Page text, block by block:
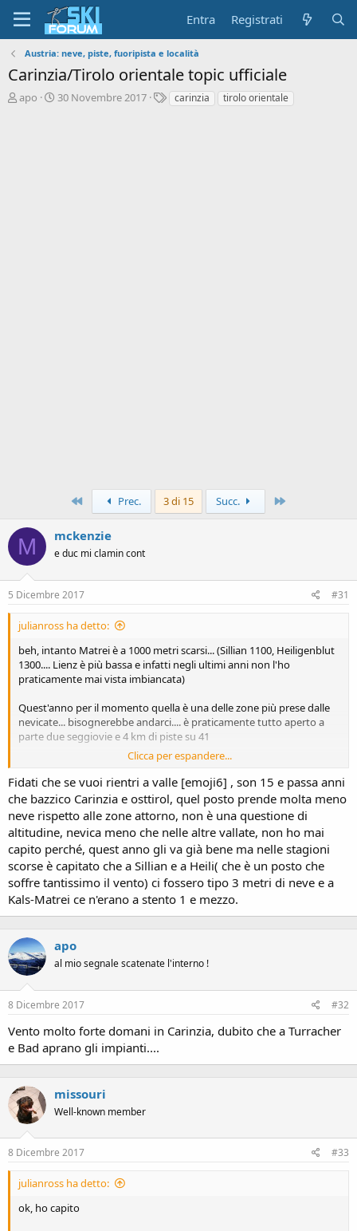
Entra Registrati
Austria: neve, piste, fuoripista e località
Carinzia/Tirolo orientale topic ufficiale
A
apo
D
30 Novembre 2017
Tcarinzia tirolo orientale
Primo Prec. 3 di 15 Succ.
M mckenzie
e duc mi clamin cont
5 Dicembre 2017 #31
julianross ha detto:
beh, intanto Matrei è a 1000 metri scarsi... (Sillian 1100, Heiligenblut
1300.... Lienz è più bassa e infatti negli ultimi anni non l'ho
praticamente mai vista imbiancata)
Quest'anno per il momento quella è una delle zone più prese dalle
nevicate... bisognerebbe andarci.... è praticamente tutto aperto a
parte due seggiovie e 4 km di piste su 41
http://www.gg-resort.at/skigebiet/interaktives-pisten-panorama/
Da quel che si capisce qui, niente discesa a valle a Matrei, e se
parcheggi lì devi rientrare con la cabina...
Clicca per espandere...
Fidati che se vuoi rientri a valle [emoji6] , son 15 e passa anni
che bazzico Carinzia e osttirol, quel posto prende molta meno
neve rispetto alle zone attorno, non è una questione di
altitudine, nevica meno che nelle altre vallate, non ho mai
capito perché, quest anno gli va già bene ma nelle stagioni
scorse è capitato che a Sillian e a Heili( che è un posto che
soffre tantissimo il vento) ci fossero tipo 3 metri di neve e a
Kals-Matrei ce n'erano a stento 1 e mezzo.
apo
al mio segnale scatenate l'interno !
8 Dicembre 2017 #32
Vento molto forte domani in Carinzia, dubito che a Turracher
e Bad aprano gli impianti....
missouri
Well-known member
8 Dicembre 2017 #33
julianross ha detto:
ok, ho capito